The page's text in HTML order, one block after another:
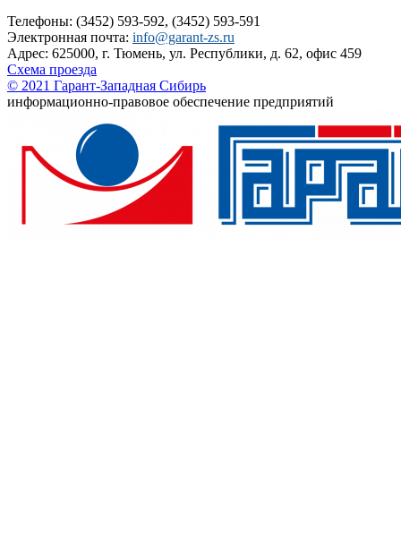
Телефоны: (3452) 593-592, (3452) 593-591
Электронная почта: info@garant-zs.ru
Адрес: 625000, г. Тюмень, ул. Республики, д. 62, офис 459
Схема проезда
© 2021 Гарант-Западная Сибирь
информационно-правовое обеспечение предприятий